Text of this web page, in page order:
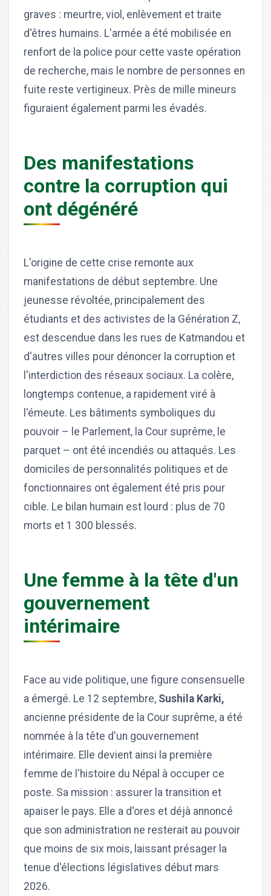
graves : meurtre, viol, enlèvement et traite
d'êtres humains. L'armée a été mobilisée en
renfort de la police pour cette vaste opération
de recherche, mais le nombre de personnes en
fuite reste vertigineux. Près de mille mineurs
figuraient également parmi les évadés.
Des manifestations
contre la corruption qui
ont dégénéré
L'origine de cette crise remonte aux
manifestations de début septembre. Une
jeunesse révoltée, principalement des
étudiants et des activistes de la Génération Z,
est descendue dans les rues de Katmandou et
d'autres villes pour dénoncer la corruption et
l'interdiction des réseaux sociaux. La colère,
longtemps contenue, a rapidement viré à
l'émeute. Les bâtiments symboliques du
pouvoir – le Parlement, la Cour suprême, le
parquet – ont été incendiés ou attaqués. Les
domiciles de personnalités politiques et de
fonctionnaires ont également été pris pour
cible. Le bilan humain est lourd : plus de 70
morts et 1 300 blessés.
Une femme à la tête d'un
gouvernement
intérimaire
Face au vide politique, une figure consensuelle
a émergé. Le 12 septembre, Sushila Karki,
ancienne présidente de la Cour suprême, a été
nommée à la tête d'un gouvernement
intérimaire. Elle devient ainsi la première
femme de l'histoire du Népal à occuper ce
poste. Sa mission : assurer la transition et
apaiser le pays. Elle a d'ores et déjà annoncé
que son administration ne resterait au pouvoir
que moins de six mois, laissant présager la
tenue d'élections législatives début mars
2026.